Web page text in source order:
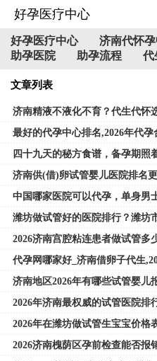
好孕医疗中心
好孕医疗中心 济南代怀
助孕医院
助孕流程 代
文章列表
2026年在潍坊做试管生宝宝价格